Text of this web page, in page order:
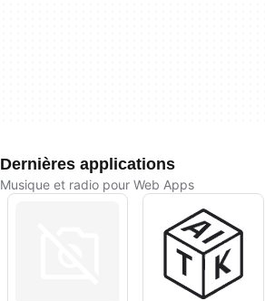
Dernières applications
Musique et radio pour Web Apps